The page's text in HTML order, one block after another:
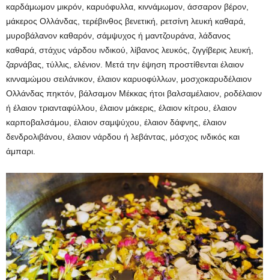
καρδάμωμον μικρόν, καρυόφυλλα, κιννάμωμον, άσσαρον βέρον,
μάκερος Ολλάνδας, τερέβινθος βενετική, ρετσίνη λευκή καθαρά,
μυροβάλανον καθαρόν, σάμψυχος ή μαντζουράνα, λάδανος
καθαρά, στάχυς νάρδου ινδικού, λίβανος λευκός, ζιγγίβερις λευκή,
ζαρνάβας, τύλλις, ελένιον. Μετά την έψηση προστίθενται έλαιον
κινναμώμου σειλάνικον, έλαιον καρυοφύλλων, μοσχοκαρυδέλαιον
Ολλάνδας πηκτόν, βάλσαμον Μέκκας ήτοι βαλσαμέλαιον, ροδέλαιον
ή έλαιον τριανταφύλλου, έλαιον μάκερις, έλαιον κίτρου, έλαιον
καρποβαλσάμου, έλαιον σαμψύχου, έλαιον δάφνης, έλαιον
δενδρολιβάνου, έλαιον νάρδου ή λεβάντας, μόσχος ινδικός και
άμπαρι.